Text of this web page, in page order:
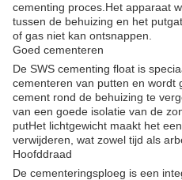
cementing proces.Het apparaat
tussen de behuizing en het
of gas niet kan ontsnappen.
Goed cementeren
De SWS cementing float is
cementeren van putten en wordt
cement rond de behuizing te
van een goede isolatie van de
putHet lichtgewicht maakt het
verwijderen, wat zowel tijd als
Hoofddraad
De cementeringsploeg is een